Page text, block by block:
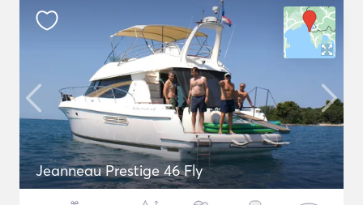
Jeanneau Prestige 46 Fly